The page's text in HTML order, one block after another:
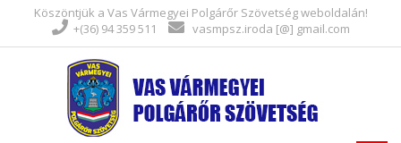
Köszöntjük a Vas Vármegyei Polgárőr Szövetség weboldalán!
+(36) 94 359 511
vasmpsz.iroda [@] gmail.com